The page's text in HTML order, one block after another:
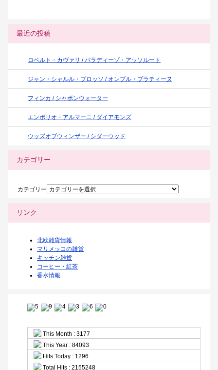
最近の投稿
ロベルト・カヴァリ / パラディーゾ・アッソルート
ジャン・シャルル・ブロッソ / オンブル・プラティーヌ
フィンカ / シャボンウォーター
エンポリオ・アルマーニ / ダイアモンズ
ウッズオブウィンザー / シダーウッド
カテゴリー
カテゴリー
リンク
北欧雑貨情報
マリメッコの雑貨
キッチン雑貨
コーヒー・紅茶
香水情報
This Month : 3177
This Year : 84093
Hits Today : 1296
Total Hits : 2155248